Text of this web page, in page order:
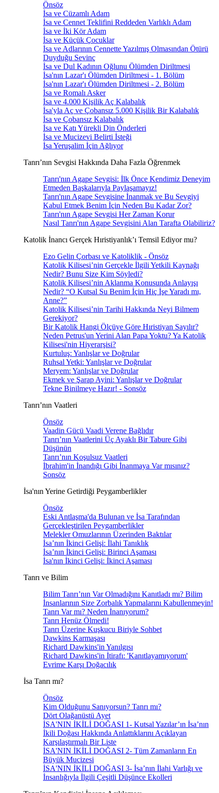
Önsöz
İsa ve Cüzamlı Adam
İsa ve Cennet Teklifini Reddeden Varlıklı Adam
İsa ve İki Kör Adam
İsa ve Küçük Çocuklar
İsa ve Adlarının Cennette Yazılmış Olmasından Ötürü
Duyduğu Sevinç
İsa ve Dul Kadının Oğlunu Ölümden Diriltmesi
İsa'nın Lazar'ı Ölümden Diriltmesi - 1. Bölüm
İsa'nın Lazar'ı Ölümden Diriltmesi - 2. Bölüm
İsa ve Romalı Asker
İsa ve 4.000 Kişilik Aç Kalabalık
İsa'yla Aç ve Çobansız 5.000 Kişilik Bir Kalabalık
İsa ve Çobansız Kalabalık
İsa ve Katı Yürekli Din Önderleri
İsa ve Mucizevi Belirti İsteği
İsa Yeruşalim İçin Ağlıyor
Tanrı’nın Sevgisi Hakkında Daha Fazla Öğrenmek
Tanrı'nın Agape Sevgisi: İlk Önce Kendimiz Deneyim
Etmeden Başkalarıyla Paylaşamayız!
Tanrı'nın Agape Sevgisine İnanmak ve Bu Sevgiyi
Kabul Etmek Benim İçin Neden Bu Kadar Zor?
Tanrı'nın Agape Sevgisi Her Zaman Korur
Nasıl Tanrı'nın Agape Sevgisini Alan Tarafta Olabiliriz?
Katolik İnancı Gerçek Hıristiyanlık’ı Temsil Ediyor mu?
Ezo Gelin Çorbası ve Katoliklik - Önsöz
Katolik Kilisesi’nin Gerçekle İlgili Yetkili Kaynağı
Nedir? Bunu Size Kim Söyledi?
Katolik Kilisesi’nin Aklanma Konusunda Anlayışı
Nedir? “O Kutsal Su Benim İçin Hiç İşe Yaradı mı,
Anne?”
Katolik Kilisesi’nin Tarihi Hakkında Neyi Bilmem
Gerekiyor?
Bir Katolik Hangi Ölçüye Göre Hıristiyan Sayılır?
Neden Petrus'un Yerini Alan Papa Yoktu? Ya Katolik
Kilisesi'nin Hiyerarşisi?
Kurtuluş: Yanlışlar ve Doğrular
Ruhsal Yetki: Yanlışlar ve Doğrular
Meryem: Yanlışlar ve Doğrular
Ekmek ve Şarap Ayini: Yanlışlar ve Doğrular
Tekne Binilmeye Hazır! - Sonsöz
Tanrı’nın Vaatleri
Önsöz
Vaadin Gücü Vaadi Verene Bağlıdır
Tanrı’nın Vaatlerini Üç Ayaklı Bir Tabure Gibi
Düşünün
Tanrı’nın Koşulsuz Vaatleri
İbrahim'in İnandığı Gibi İnanmaya Var mısınız?
Sonsöz
İsa'nın Yerine Getirdiği Peygamberlikler
Önsöz
Eski Antlaşma'da Bulunan ve İsa Tarafından
Gerçekleştirilen Peygamberlikler
Melekler Omuzlarının Üzerinden Baktılar
İsa’nın İkinci Gelişi: İlahi Tanıklık
İsa’nın İkinci Gelişi: Birinci Aşaması
İsa'nın İkinci Gelişi: İkinci Aşaması
Tanrı ve Bilim
Bilim Tanrı’nın Var Olmadığını Kanıtladı mı? Bilim
İnsanlarının Size Zorbalık Yapmalarını Kabullenmeyin!
Tanrı Var mı? Neden İnanıyorum?
Tanrı Henüz Ölmedi!
Tanrı Üzerine Kuşkucu Biriyle Sohbet
Dawkins Karmaşası
Richard Dawkins'in Yanılgısı
Richard Dawkins'in İtirafı: 'Kanıtlayamıyorum'
Evrime Karşı Doğacılık
İsa Tanrı mı?
Önsöz
Kim Olduğunu Sanıyorsun? Tanrı mı?
Dört Olağanüstü Ayet
İSA'NIN İKİLİ DOĞASI 1- Kutsal Yazılar’ın İsa’nın
İkili Doğası Hakkında Anlattıklarını Açıklayan
Karşılaştırmalı Bir Liste
İSA'NIN İKİLİ DOĞASI 2- Tüm Zamanların En
Büyük Mucizesi
İSA'NIN İKİLİ DOĞASI 3- İsa’nın İlahi Varlığı ve
İnsanlığıyla İlgili Çeşitli Düşünce Ekolleri